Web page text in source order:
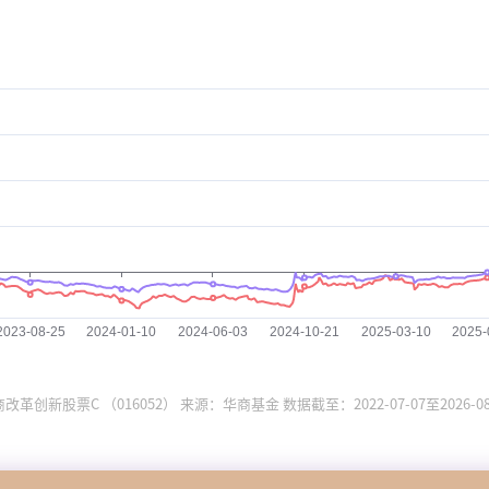
改革创新股票C （016052） 来源：华商基金 数据截至：2022-07-07至2026-